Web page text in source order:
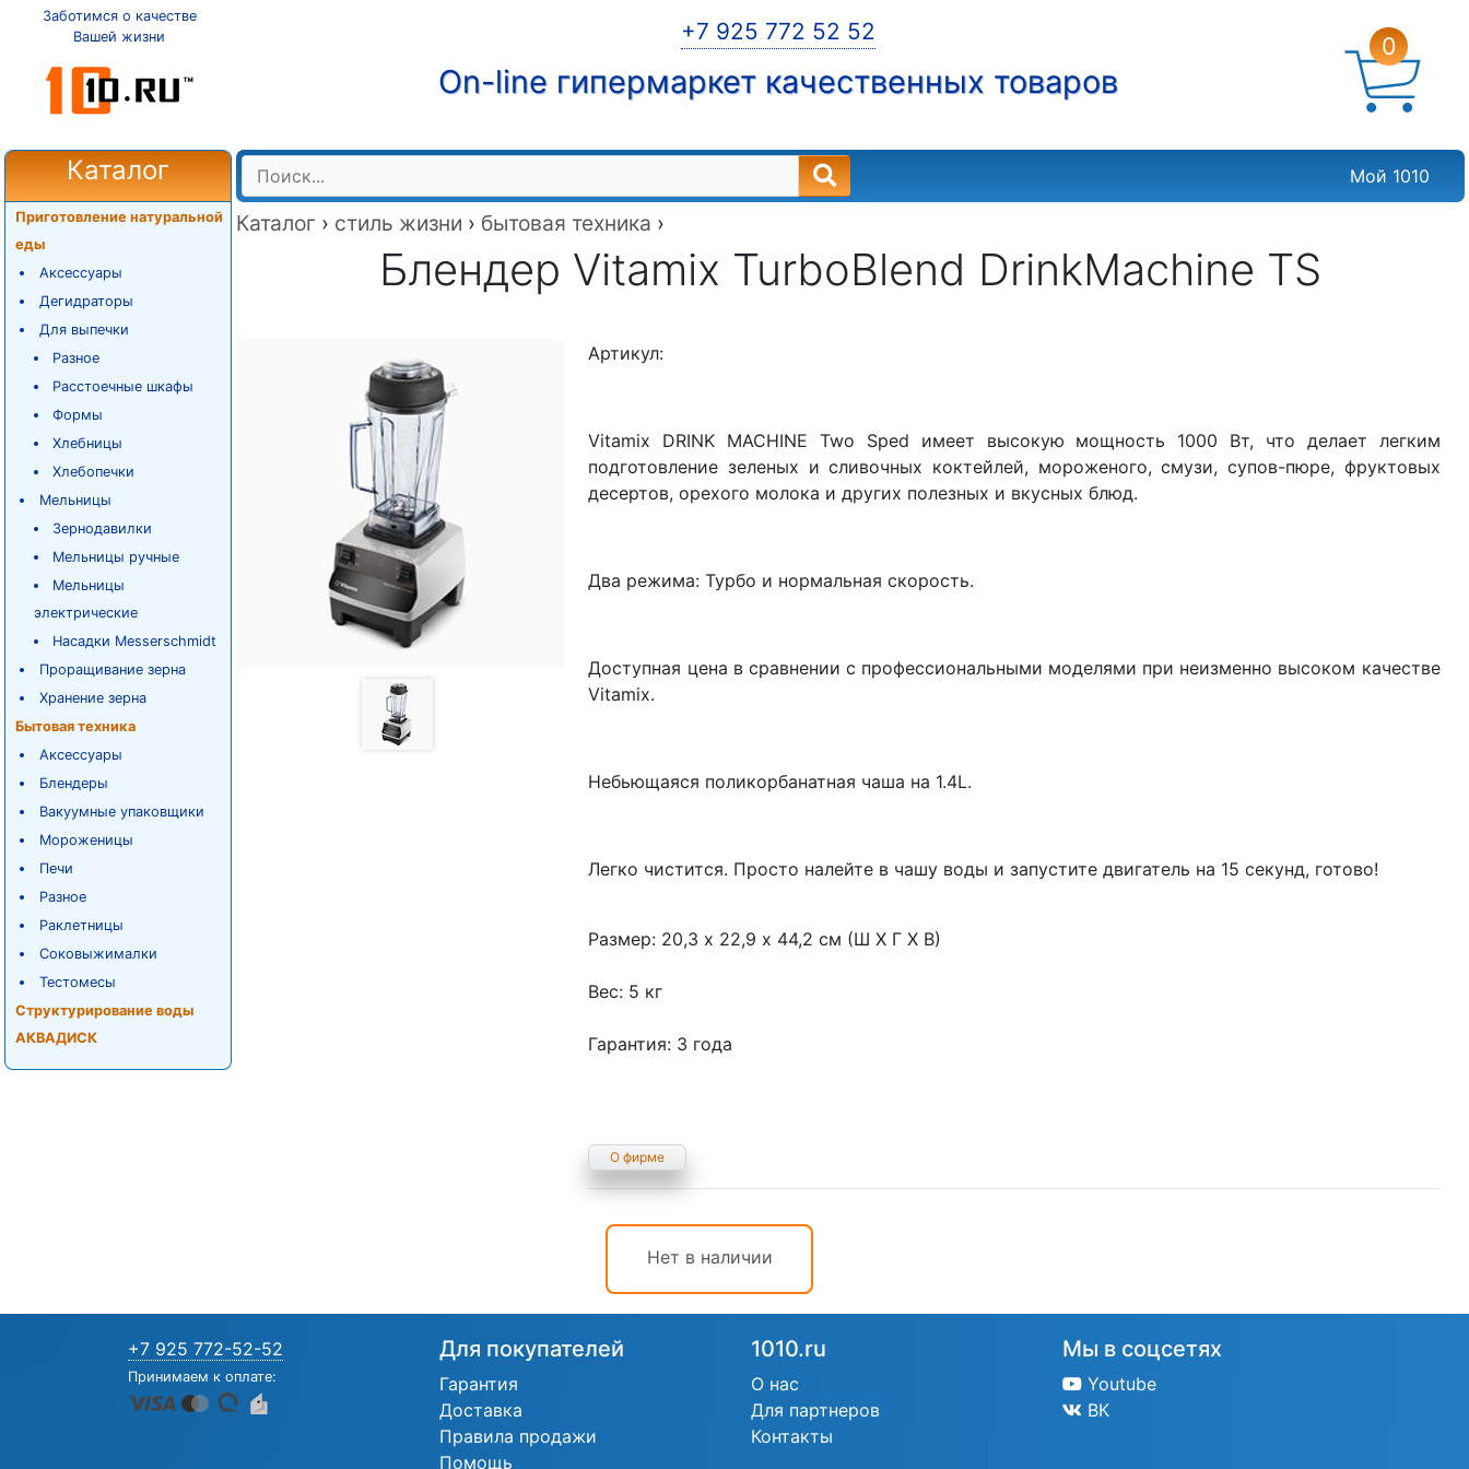
Заботимся о качестве
Вашей жизни
+7 925 772 52 52
On-line гипермаркет качественных товаров
0
Каталог
Приготовление натуральной
еды
Аксессуары
Дегидраторы
Для выпечки
Разное
Расстоечные шкафы
Формы
Хлебницы
Хлебопечки
Мельницы
Зернодавилки
Мельницы ручные
Мельницы
электрические
Насадки Messerschmidt
Проращивание зерна
Хранение зерна
Бытовая техника
Аксессуары
Блендеры
Вакуумные упаковщики
Мороженицы
Печи
Разное
Раклетницы
Соковыжималки
Тестомесы
Структурирование воды
АКВАДИСК
Мой 1010
Каталог › стиль жизни › бытовая техника ›
Блендер Vitamix TurboBlend DrinkMachine TS
Артикул:
Vitamix DRINK MACHINE Two Sped имеет высокую мощность 1000 Вт, что делает легким
подготовление зеленых и сливочных коктейлей, мороженого, смузи, супов-пюре, фруктовых
десертов, орехого молока и других полезных и вкусных блюд.
Два режима: Турбо и нормальная скорость.
Доступная цена в сравнении с профессиональными моделями при неизменно высоком качестве
Vitamix.
Небьющаяся поликорбанатная чаша на 1.4L.
Легко чистится. Просто налейте в чашу воды и запустите двигатель на 15 секунд, готово!
Размер: 20,3 х 22,9 х 44,2 см (Ш Х Г Х В)
Вес: 5 кг
Гарантия: 3 года
О фирме
Нет в наличии
+7 925 772-52-52
Принимаем к оплате:
Для покупателей
Гарантия
Доставка
Правила продажи
Помощь
1010.ru
О нас
Для партнеров
Контакты
Мы в соцсетях
Youtube
ВК